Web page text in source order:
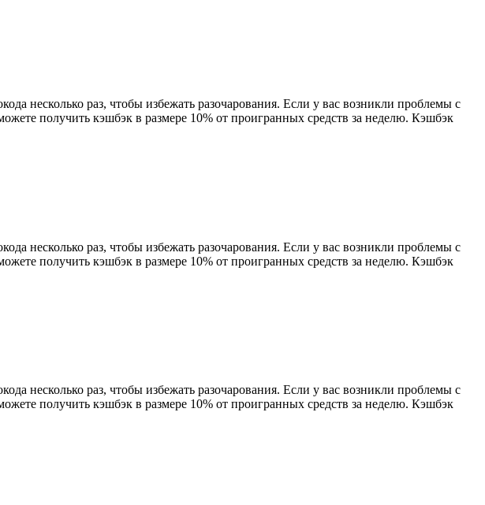
несколько раз, чтобы избежать разочарования. Если у вас возникли проблемы с
получить кэшбэк в размере 10% от проигранных средств за неделю. Кэшбэк
несколько раз, чтобы избежать разочарования. Если у вас возникли проблемы с
получить кэшбэк в размере 10% от проигранных средств за неделю. Кэшбэк
несколько раз, чтобы избежать разочарования. Если у вас возникли проблемы с
получить кэшбэк в размере 10% от проигранных средств за неделю. Кэшбэк